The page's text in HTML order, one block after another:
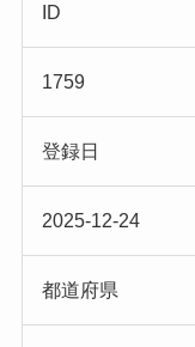
ID
1759
登録日
2025-12-24
都道府県